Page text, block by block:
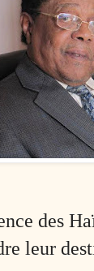
des
leur